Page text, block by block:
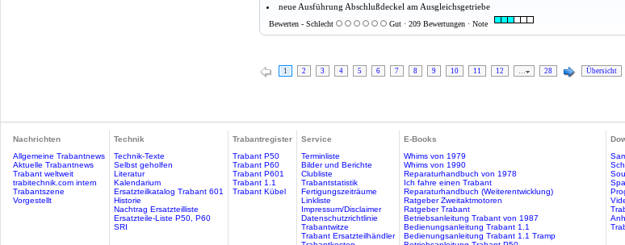
neue Ausführung Abschlußdeckel am Ausgleichsgetriebe
Bewerten - Schlecht Gut · 209 Bewertungen · Note
1 2 3 4 5 6 7 8 9 10 11 12 … 28 Übersicht
Nachrichten
Allgemeine Trabantnews
Aktuelle Trabantnews
Trabant weltweit
trabitechnik.com intern
Trabantszene
Vorgestellt
Technik
Technik-Texte
Selbst geholfen
Literatur
Kalendarium
Ersatzteilkatalog Trabant 601
Historie
Nachtrag Ersatzteilliste
Ersatzteile-Liste P50, P60
SRI
Trabantregister
Trabant P50
Trabant P60
Trabant P601
Trabant 1.1
Trabant Kübel
Service
Terminliste
Bilder und Berichte
Clubliste
Trabantstatistik
Fertigungszeiträume
Linkliste
Impressum/Disclaimer
Datenschutzrichtlinie
Trabantwitze
Trabant Ersatzteilhändler
E-Books
Whims von 1979
Whims von 1990
Reparaturhandbuch von 1978
Ich fahre einen Trabant
Reparaturhandbuch (Weiterentwicklung)
Ratgeber Zweitaktmotoren
Ratgeber Trabant
Betriebsanleitung Trabant von 1987
Bedienungsanleitung Trabant 1.1
Bedienungsanleitung Trabant 1.1 Tramp